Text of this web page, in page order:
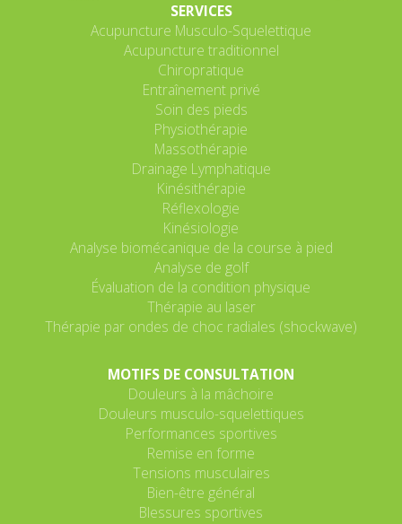
SERVICES
Acupuncture Musculo-Squelettique
Acupuncture traditionnel
Chiropratique
Entraînement privé
Soin des pieds
Physiothérapie
Massothérapie
Drainage Lymphatique
Kinésithérapie
Réflexologie
Kinésiologie
Analyse biomécanique de la course à pied
Analyse de golf
Évaluation de la condition physique
Thérapie au laser
Thérapie par ondes de choc radiales (shockwave)
MOTIFS DE CONSULTATION
Douleurs à la mâchoire
Douleurs musculo-squelettiques
Performances sportives
Remise en forme
Tensions musculaires
Bien-être général
Blessures sportives